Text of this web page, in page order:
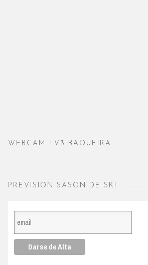
WEBCAM TV3 BAQUEIRA
PREVISION SASON DE SKI